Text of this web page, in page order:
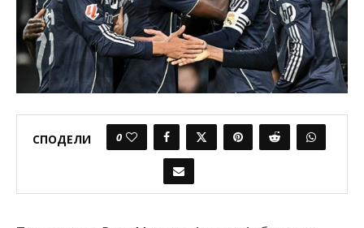
СПОДЕЛИ 0